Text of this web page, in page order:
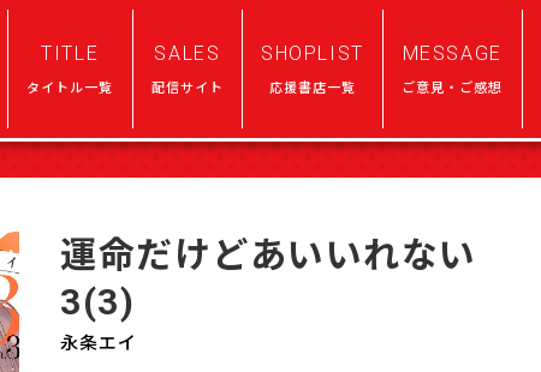
TITLE
タイトル一覧
SALES
配信サイト
SHOPLIST
応援書店一覧
MESSAGE
ご意見・ご感想
運命だけどあいいれない
3(3)
永条エイ